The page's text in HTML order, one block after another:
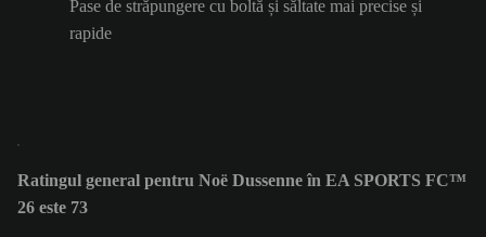
Pase de străpungere cu boltă și săltate mai precise și
rapide
Ratingul general pentru Noë Dussenne în EA SPORTS FC™
26 este 73